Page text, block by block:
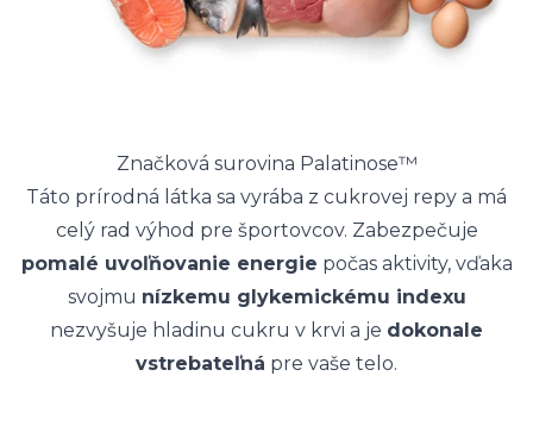
Značková surovina Palatinose™
Táto prírodná látka sa vyrába z cukrovej repy a má
celý rad výhod pre športovcov. Zabezpečuje
pomalé uvoľňovanie energie počas aktivity, vďaka
svojmu nízkemu glykemickému indexu
nezvyšuje hladinu cukru v krvi a je dokonale
vstrebateľná pre vaše telo.